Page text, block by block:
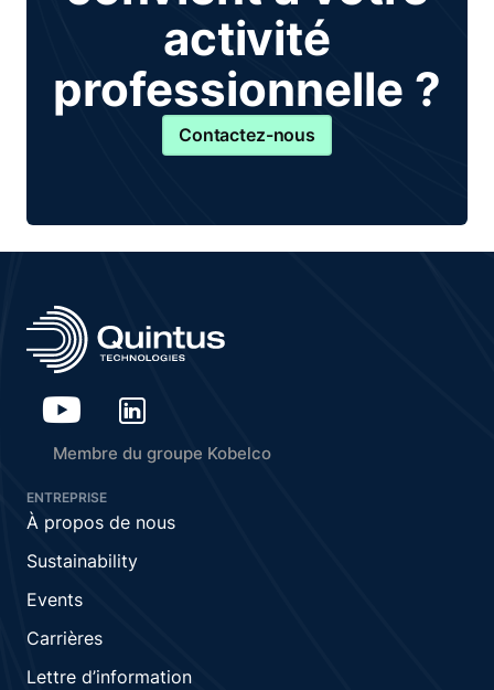
activité
professionnelle ?
Contactez-nous
Membre du groupe Kobelco
ENTREPRISE
À propos de nous
Sustainability
Events
Carrières
Lettre d’information